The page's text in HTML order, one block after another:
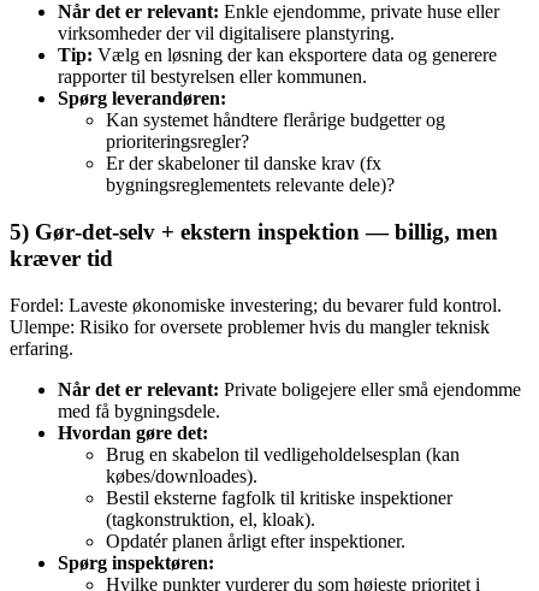
Når det er relevant: Enkle ejendomme, private huse eller
virksomheder der vil digitalisere planstyring.
Tip: Vælg en løsning der kan eksportere data og generere
rapporter til bestyrelsen eller kommunen.
Spørg leverandøren:
Kan systemet håndtere flerårige budgetter og
prioriteringsregler?
Er der skabeloner til danske krav (fx
bygningsreglementets relevante dele)?
5) Gør‑det‑selv + ekstern inspektion — billig, men
kræver tid
Fordel: Laveste økonomiske investering; du bevarer fuld kontrol.
Ulempe: Risiko for oversete problemer hvis du mangler teknisk
erfaring.
Når det er relevant: Private boligejere eller små ejendomme
med få bygningsdele.
Hvordan gøre det:
Brug en skabelon til vedligeholdelsesplan (kan
købes/downloades).
Bestil eksterne fagfolk til kritiske inspektioner
(tagkonstruktion, el, kloak).
Opdatér planen årligt efter inspektioner.
Spørg inspektøren:
Hvilke punkter vurderer du som højeste prioritet i